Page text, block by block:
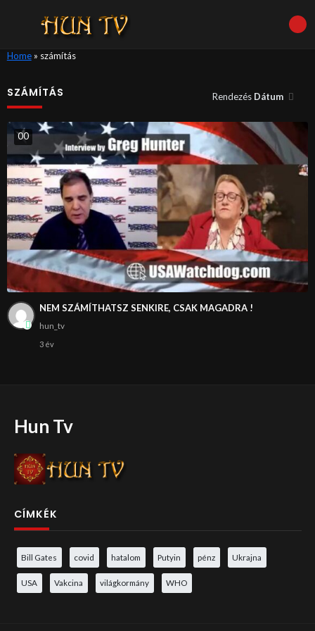
Home» számítás
SZÁMÍTÁS Rendezés Dátum
00
NEM SZÁMÍTHATSZ SENKIRE, CSAK MAGADRA !
hun_tv
3 év
Hun Tv
CÍMKÉK
Bill Gates covid hatalom Putyin pénz Ukrajna
USA Vakcina világkormány WHO